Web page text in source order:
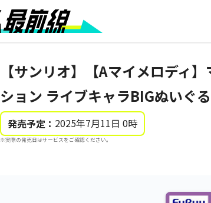
【サンリオ】【Aマイメロディ
ション ライブキャラBIGぬいぐ
発売予定： 2025年7月11日 0時
※実際の発売日はサービスをご確認ください。